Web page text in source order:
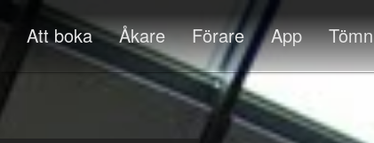
Att boka Åkare Förare App